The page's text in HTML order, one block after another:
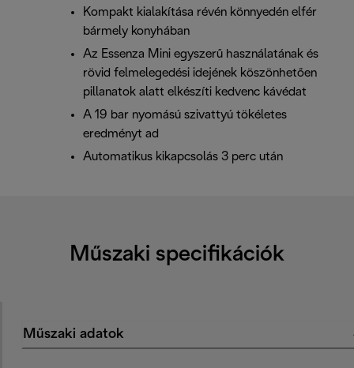
Kompakt kialakítása révén könnyedén elfér
bármely konyhában
Az Essenza Mini egyszerű használatának és
rövid felmelegedési idejének köszönhetően
pillanatok alatt elkészíti kedvenc kávédat
A 19 bar nyomású szivattyú tökéletes
eredményt ad
Automatikus kikapcsolás 3 perc után
Műszaki specifikációk
Műszaki adatok